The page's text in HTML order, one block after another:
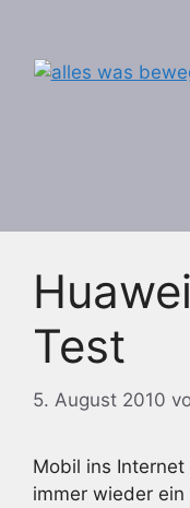
springen
Test
5. August 2010
Mobil ins
immer wieder